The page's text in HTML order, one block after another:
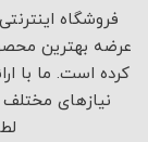
عرضه بهترین
کرده است. ما با
نیازهای